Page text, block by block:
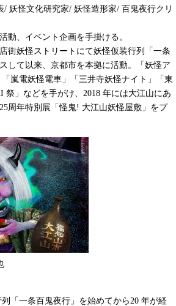
妖怪文化研究家/ 妖怪造形家/ 百鬼夜行クリ
動、イベント企画を手掛ける。
街妖怪ストリートにて妖怪仮装行列「一条
して以来、京都市を本拠に活動。「妖怪ア
嵐電妖怪電車」「三井寺妖怪ナイト」「東
祭」などを手がけ、2018 年には大江山にあ
周年特別展「怪鬼! 大江山妖怪屋敷」をプ
「一条百鬼夜行」を始めてから20 年が経